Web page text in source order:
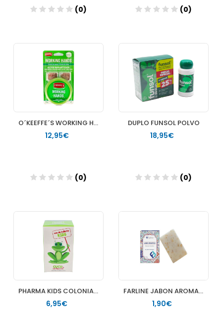
(0)
Añadir
(0)
O´KEEFFE´S WORKING HANDS REPARADOR MANOS 96 G
12,95€
(0)
DUPLO FUNSOL POLVO
18,95€
(0)
PHARMA KIDS COLONIA RANITA 100 ML
6,95€
FARLINE JABON AROMATICO 1 ENVASE 75 G
1,90€